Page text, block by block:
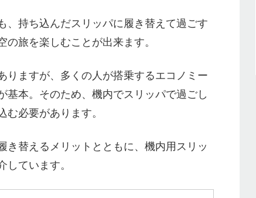
、持ち込んだスリッパに履き替えて過ごす
旅を楽しむことが出来ます。
りますが、多くの人が搭乗するエコノミー
基本。そのため、機内でスリッパで過ごし
必要があります。
き替えるメリットとともに、機内用スリッ
しています。